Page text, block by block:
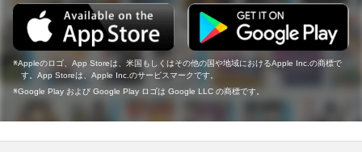
Appleのロゴ、App Storeは、米国もしくはその他の国や地域におけるApple Inc.の商標で
す。App Storeは、Apple Inc.のサービスマークです。
Google Play および Google Play ロゴは Google LLC の商標です。